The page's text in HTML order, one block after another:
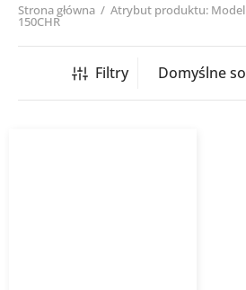
Strona główna / Atrybut produktu: Model
150CHR
Filtry